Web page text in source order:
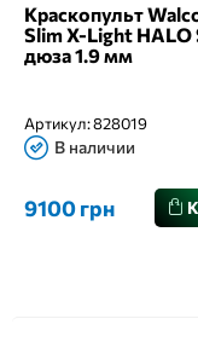
Краскопульт
Slim X-Light HALO
дюза 1.9 мм
Артикул:828019
В наличии
9100 грн